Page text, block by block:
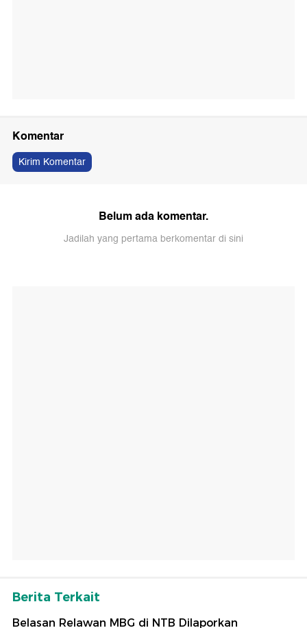
Komentar
Kirim Komentar
Belum ada komentar.
Jadilah yang pertama berkomentar di sini
Berita Terkait
Belasan Relawan MBG di NTB Dilaporkan